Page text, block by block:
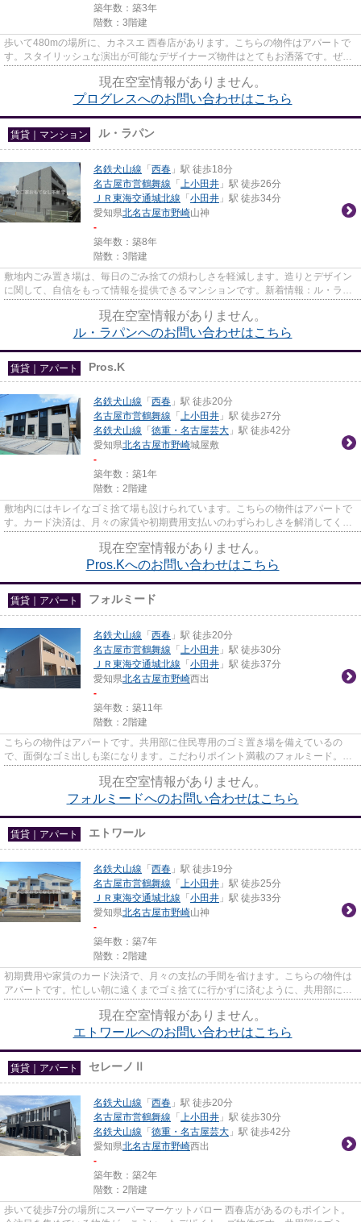
築年数：築3年
階数：3階建
歩いて480mの場所に、カネスエ 西春店があります。こちらの物件はアパートで
す。スタイリッシュな演出が可能なデザイナーズ物件はとてもお洒落です。ぜひ
現在空室情報がありません。
プログレスへのお問い合わせはこちら
賃貸｜マンション ル・ラパン
名鉄犬山線 「 西春 」駅 徒歩18分
名古屋市営鶴舞線 「 上小田井 」駅 徒歩26分
ＪＲ東海交通城北線 「 小田井 」駅 徒歩34分
愛知県北名古屋市野崎山神
-
築年数：築8年
階数：3階建
敷地内ごみ置き場は、毎日のごみ捨ての煩わしさを軽減します。造りとデザイン
に関して、自信をもって情報を提供できるマンションです。新着情報：ル・ラパ
現在空室情報がありません。
ル・ラパンへのお問い合わせはこちら
賃貸｜アパート Pros.K
名鉄犬山線 「 西春 」駅 徒歩20分
名古屋市営鶴舞線 「 上小田井 」駅 徒歩27分
名鉄犬山線 「 徳重・名古屋芸大 」駅 徒歩42分
愛知県北名古屋市野崎城屋敷
-
築年数：築1年
階数：2階建
敷地内にはキレイなゴミ捨て場も設けられています。こちらの物件はアパートで
す。カード決済は、月々の家賃や初期費用支払いのわずらわしさを解消してくれ
現在空室情報がありません。
Pros.Kへのお問い合わせはこちら
賃貸｜アパート フォルミード
名鉄犬山線 「 西春 」駅 徒歩20分
名古屋市営鶴舞線 「 上小田井 」駅 徒歩30分
ＪＲ東海交通城北線 「 小田井 」駅 徒歩37分
愛知県北名古屋市野崎西出
-
築年数：築11年
階数：2階建
こちらの物件はアパートです。共用部に住民専用のゴミ置き場を備えているの
で、面倒なゴミ出しも楽になります。こだわりポイント満載のフォルミード。な
現在空室情報がありません。
フォルミードへのお問い合わせはこちら
賃貸｜アパート エトワール
名鉄犬山線 「 西春 」駅 徒歩19分
名古屋市営鶴舞線 「 上小田井 」駅 徒歩25分
ＪＲ東海交通城北線 「 小田井 」駅 徒歩33分
愛知県北名古屋市野崎山神
-
築年数：築7年
階数：2階建
初期費用や家賃のカード決済で、月々の支払の手間を省けます。こちらの物件は
アパートです。忙しい朝に遠くまでゴミ捨てに行かずに済むように、共用部にゴ
現在空室情報がありません。
エトワールへのお問い合わせはこちら
賃貸｜アパート セレーノⅡ
名鉄犬山線 「 西春 」駅 徒歩20分
名古屋市営鶴舞線 「 上小田井 」駅 徒歩30分
名鉄犬山線 「 徳重・名古屋芸大 」駅 徒歩42分
愛知県北名古屋市野崎西出
-
築年数：築2年
階数：2階建
歩いて徒歩7分の場所にスーパーマーケットバロー 西春店があるのもポイント。